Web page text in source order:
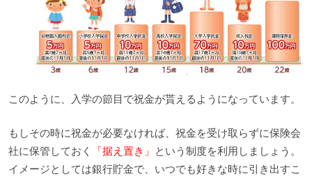
このように、入学の節目で祝金が貰えるようになっています。
もしその時に祝金が必要なければ、祝金を受け取らずに保険会
社に保管しておく
「据え置き」 という制度を利用しましょう。
イメージとしては銀行貯金で、いつでも好きな時に引き出すこ